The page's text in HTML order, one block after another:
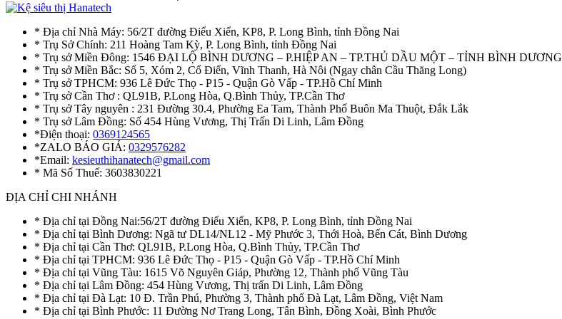
* Địa chỉ Nhà Máy: 56/2T đường Điểu Xiển, KP8, P. Long Bình, tỉnh Đồng Nai
* Trụ Sở Chính: 211 Hoàng Tam Kỳ, P. Long Bình, tỉnh Đồng Nai
* Trụ sở Miền Đông: 1546 ĐẠI LỘ BÌNH DƯƠNG – P.HIỆP AN – TP.THỦ DẦU MỘT – TỈNH BÌNH DƯƠNG
* Trụ sở Miền Bắc: Số 5, Xóm 2, Cổ Điển, Vĩnh Thanh, Hà Nôi (Ngay chân Cầu Thăng Long)
* Trụ sở TPHCM: 936 Lê Đức Thọ - P15 - Quận Gò Vấp - TP.Hồ Chí Minh
* Trụ sở Cần Thơ : QL91B, P.Long Hòa, Q.Bình Thủy, TP.Cần Thơ
* Trụ sở Tây nguyên : 231 Đường 30.4, Phường Ea Tam, Thành Phố Buôn Ma Thuột, Đắk Lắk
* Trụ sở Lâm Đồng: Số 454 Hùng Vương, Thị Trấn Di Linh, Lâm Đồng
*Điện thoại: 0369124565
*ZALO BÁO GIÁ: 0329576282
*Email: kesieuthihanatech@gmail.com
* Mã Số Thuế: 3603830221
ĐỊA CHỈ CHI NHÁNH
* Địa chỉ tại Đồng Nai:56/2T đường Điểu Xiển, KP8, P. Long Bình, tỉnh Đồng Nai
* Địa chỉ tại Bình Dương: Ngã tư DL14/NL12 - Mỹ Phước 3, Thới Hoà, Bến Cát, Bình Dương
* Địa chỉ tại Cần Thơ: QL91B, P.Long Hòa, Q.Bình Thủy, TP.Cần Thơ
* Địa chỉ tại TPHCM: 936 Lê Đức Thọ - P15 - Quận Gò Vấp - TP.Hồ Chí Minh
* Địa chỉ tại Vũng Tàu: 1615 Võ Nguyên Giáp, Phường 12, Thành phố Vũng Tàu
* Địa chỉ tại Lâm Đồng: 454 Hùng Vương, Thị trấn Di Linh, Lâm Đồng
* Địa chỉ tại Đà Lạt: 10 Đ. Trần Phú, Phường 3, Thành phố Đà Lạt, Lâm Đồng, Việt Nam
* Địa chỉ tại Bình Phước: 11 Đường Nơ Trang Long, Tân Bình, Đồng Xoài, Bình Phước